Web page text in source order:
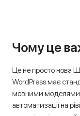
Чому це
Це не просто нова
WordPress має
мовними
автоматизації на